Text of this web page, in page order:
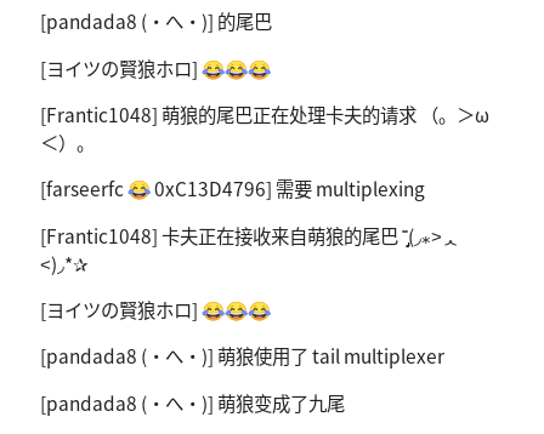
[pandada8 (・へ・)] 的尾巴
[ヨイツの賢狼ホロ] 😂😂😂
[Frantic1048] 萌狼的尾巴正在处理卡夫的请求 （。＞ω
＜）。
[farseerfc 😂 0xC13D4796] 需要 multiplexing
[Frantic1048] 卡夫正在接收来自萌狼的尾巴 ˭̡̞(◞⁎˃ᆺ
˂)◞*✰
[ヨイツの賢狼ホロ] 😂😂😂
[pandada8 (・へ・)] 萌狼使用了 tail multiplexer
[pandada8 (・へ・)] 萌狼变成了九尾